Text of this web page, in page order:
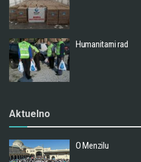
Humanitarni rad
Aktuelno
O Menzilu